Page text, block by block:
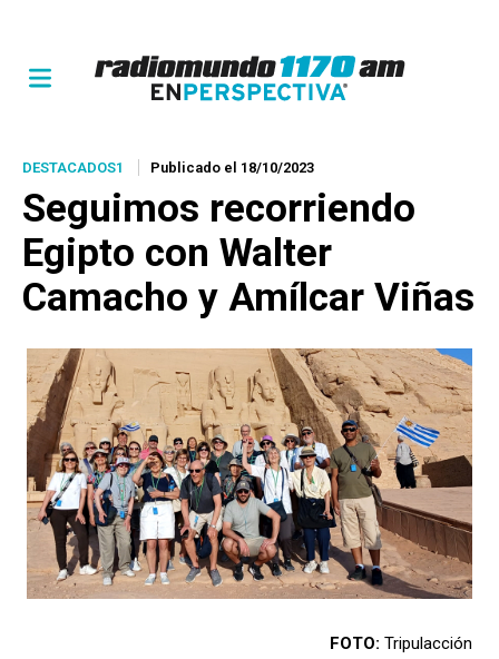
DESTACADOS1 Publicado el 18/10/2023
Seguimos recorriendo
Egipto con Walter
Camacho y Amílcar Viñas
FOTO: Tripulacción